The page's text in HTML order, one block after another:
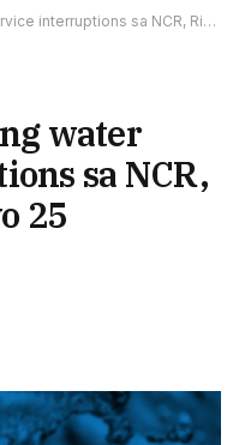
sa NCR, Rizal mula Hunyo 25 hanggang 27
water
sa NCR,
25